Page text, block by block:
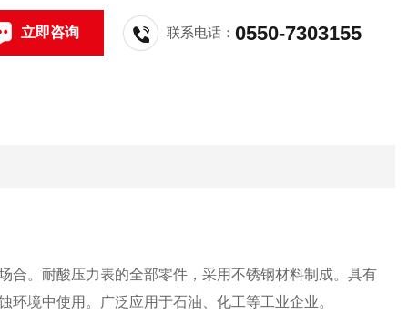
立即咨询 联系电话：0550-7303155
。耐酸压力表的全部零件，采用不锈钢材料制成。具有
境中使用。广泛应用于石油、化工等工业企业。